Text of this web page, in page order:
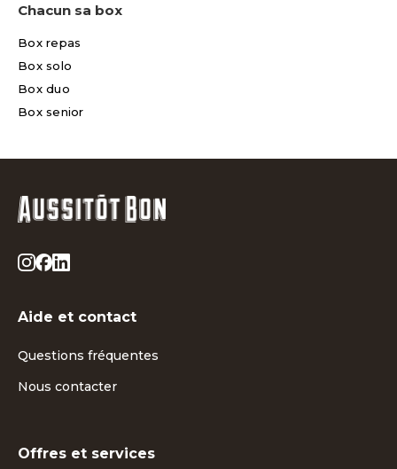
Chacun sa box
Box repas
Box solo
Box duo
Box senior
Aide et contact
Questions fréquentes
Nous contacter
Offres et services